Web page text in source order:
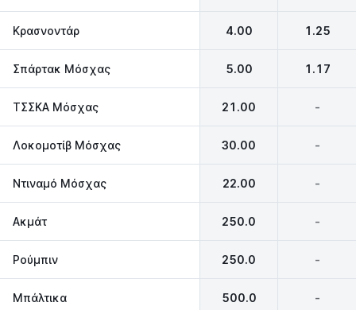
Κρασνοντάρ 4.00 1.25
Σπάρτακ Μόσχας 5.00 1.17
ΤΣΣΚΑ Μόσχας 21.00 -
Λοκομοτίβ Μόσχας 30.00 -
Ντιναμό Μόσχας 22.00 -
Ακμάτ 250.0 -
Ρούμπιν 250.0 -
Μπάλτικα 500.0 -